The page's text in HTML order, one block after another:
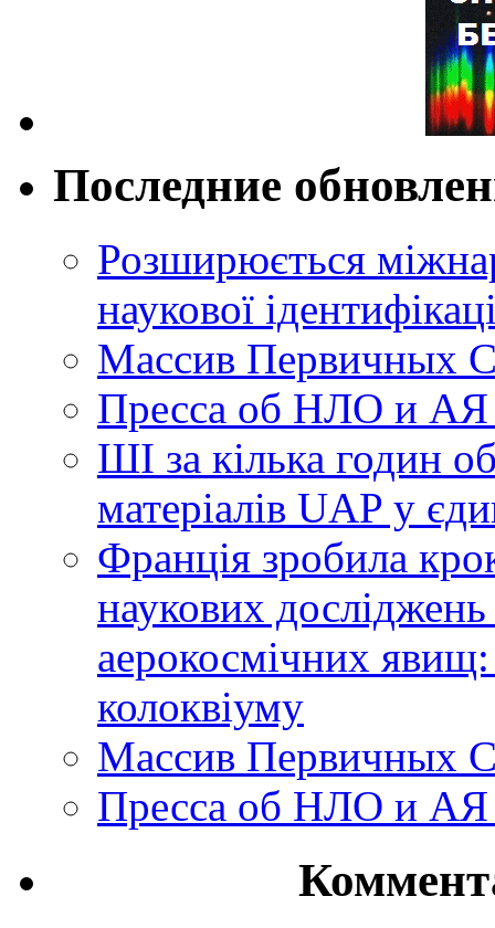
Последние
Розширюється
наукової
Массив Первичных
Пресса об НЛО и
ШІ за кілька годин
матеріалів UAP у
Франція зробила
наукових
аерокосмічних
колоквіуму
Массив Первичных
Пресса об НЛО и